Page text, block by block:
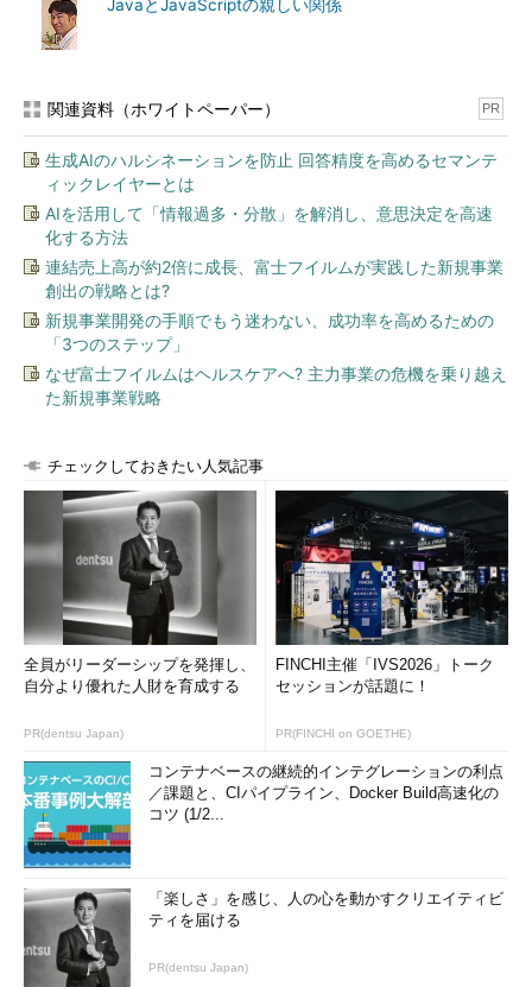
JavaとJavaScriptの親しい関係
関連資料（ホワイトペーパー） PR
生成AIのハルシネーションを防止 回答精度を高めるセマンテ
ィックレイヤーとは
AIを活用して「情報過多・分散」を解消し、意思決定を高速
化する方法
連結売上高が約2倍に成長、富士フイルムが実践した新規事業
創出の戦略とは?
新規事業開発の手順でもう迷わない、成功率を高めるための
「3つのステップ」
なぜ富士フイルムはヘルスケアへ? 主力事業の危機を乗り越え
た新規事業戦略
チェックしておきたい人気記事
全員がリーダーシップを発揮し、
自分より優れた人財を育成する
PR(dentsu Japan)
FINCHI主催「IVS2026」トーク
セッションが話題に！
PR(FINCHI on GOETHE)
コンテナベースの継続的インテグレーションの利点
／課題と、CIパイプライン、Docker Build高速化の
コツ (1/2...
「楽しさ」を感じ、人の心を動かすクリエイティビ
ティを届ける
PR(dentsu Japan)